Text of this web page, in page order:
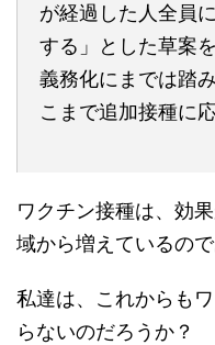
が経過した人全員
する」とした草案
義務化にまでは踏
こまで追加接種に
ワクチン接種は、効
域から増えているの
私達は、これからも
らないのだろうか？